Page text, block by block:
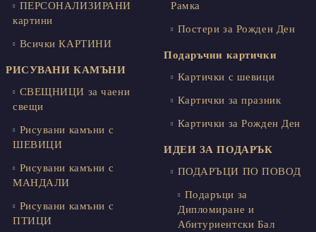
ПЕРСОНАЛИЗИРАНИ
картини
Всички КАРТИНИ
РИСУВАНИ КАМЪНИ
СВЕЩНИЦИ за чаени
свещи
Рисувани камъни с
ШЕВИЦИ
Рисувани камъни с
МАНДАЛИ
Рисувани камъни с
ПТИЦИ
Рамка
Постери за Рожден Ден
Подаръчни картички
Картички с шевици
Картички за празник
Картички за Рожден Ден
ИДЕИ ЗА ПОДАРЪК
ПОДАРЪЦИ ПО ПОВОД
Подаръци за
Дипломиране и
Абитуриентски Бал